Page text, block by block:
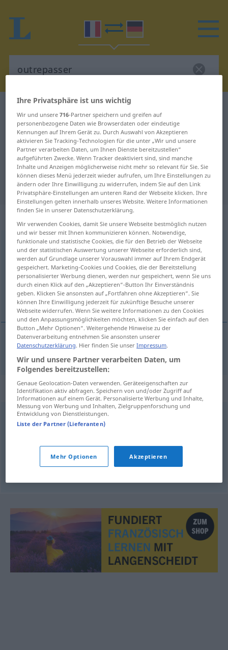
Französisch-Deutsch Wörterbuch
Französisch-Deutsch Übersetzung
für "outrepasser"
"outrepasser" Deutsch
Übersetzung
„outrepasser“: verbe transitif
outrepasser [utʀəpase]v/t
Übersicht aller Übersetzungen
(Für mehr Details die Übersetzung anklicken/antippen)
überschreiten
überschreiten outrepasser ses droits
Synonyme für "outrepasser"
empiéter,chevaucher,enjamber
excéder,déborder transcender,transposer
Ihre Privatsphäre ist uns wichtig
Wir und unsere716-Partner speichern und greifen auf
personenbezogene Daten wie Browserdaten oder eindeutige
Kennungen auf Ihrem Gerät zu. Durch Auswahl von Akzeptieren
aktivieren Sie Tracking-Technologien für die unter „Wir und unsere
Partner verarbeiten Daten, um Ihnen Dienste bereitzustellen“
aufgeführten Zwecke. Wenn Tracker deaktiviert sind, sind manche
Inhalte und Anzeigen möglicherweise nicht mehr so relevant für Sie. Sie
können dieses Menü jederzeit wieder aufrufen, um Ihre Einstellungen zu
ändern oder Ihre Einwilligung zu widerrufen, indem Sie auf den Link
Privatsphäre-Einstellungen am unteren Rand der Webseite klicken. Ihre
Einstellungen gelten innerhalb unseres Website. Weitere Informationen
finden Sie in unserer Datenschutzerklärung.
Wir verwenden Cookies, damit Sie unsere Webseite bestmöglich nutzen
und wir besser mit Ihnen kommunizieren können. Notwendige,
funktionale und statistische Cookies, die für den Betrieb der Webseite
und der statistischen Auswertung unserer Webseite erforderlich sind,
werden auf Grundlage unserer Vorauswahl immer auf Ihrem Endgerät
gespeichert. Marketing-Cookies und Cookies, die der Bereitstellung
personalisierter Werbung dienen, werden nur gespeichert, wenn Sie uns
durch einen Klick auf den „Akzeptieren“-Button Ihr Einverständnis
geben. Klicken Sie ansonsten auf „Fortfahren ohne Akzeptieren“. Sie
können Ihre Einwilligung jederzeit für zukünftige Besuche unserer
Webseite widerrufen. Wenn Sie weitere Informationen zu den Cookies
und den Anpassungsmöglichkeiten möchten, klicken Sie einfach auf den
Button „Mehr Optionen“. Weitergehende Hinweise zu der
Datenverarbeitung entnehmen Sie ansonsten unserer
Datenschutzerklärung. Hier finden Sie unserImpressum.
Wir und unsere Partner verarbeiten Daten, um
Folgendes bereitzustellen:
Genaue Geolocation-Daten verwenden. Geräteeigenschaften zur
Identifikation aktiv abfragen. Speichern von und/oder Zugriff auf
Informationen auf einem Gerät. Personalisierte Werbung und Inhalte,
Messung von Werbung und Inhalten, Zielgruppenforschung und
Entwicklung von Dienstleistungen.
Liste der Partner (Lieferanten)
Mehr Optionen Akzeptieren